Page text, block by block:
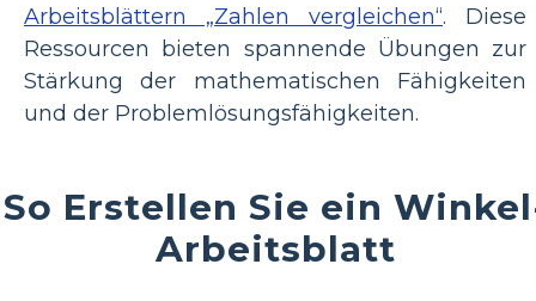
Arbeitsblättern „Zahlen vergleichen“. Diese
Ressourcen bieten spannende Übungen zur
Stärkung der mathematischen Fähigkeiten
und der Problemlösungsfähigkeiten.
So Erstellen Sie ein
Arbeitsblatt